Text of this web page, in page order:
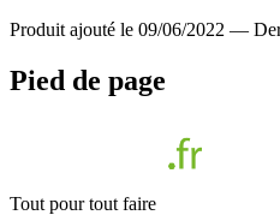
Produit ajouté le 09/06/2022 —
Pied de page
Tout pour tout faire